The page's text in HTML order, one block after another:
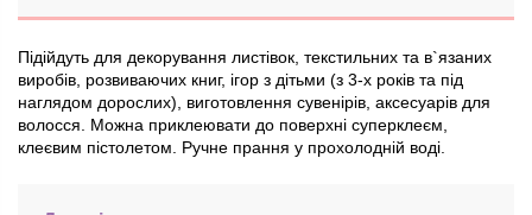
Підійдуть для декорування листівок, текстильних та в`язаних
виробів, розвиваючих книг, ігор з дітьми (з 3-х років та під
наглядом дорослих), виготовлення сувенірів, аксесуарів для
волосся. Можна приклеювати до поверхні суперклеєм,
клеєвим пістолетом. Ручне прання у прохолодній воді.